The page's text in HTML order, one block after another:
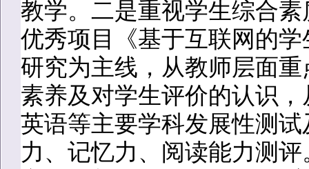
教学。二是重视学生综合
优秀项目《基于互联网的
研究为主线，从教师层面
素养及对学生评价的认识
英语等主要学科发展性测
力、记忆力、阅读能力测